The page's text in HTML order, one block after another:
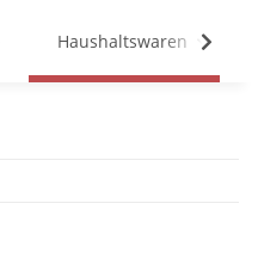
Haushaltswaren